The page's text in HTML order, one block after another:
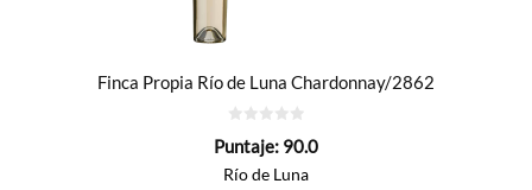
Finca Propia Río de Luna Chardonnay/2862
de
Puntaje: 90.0
Río de Luna